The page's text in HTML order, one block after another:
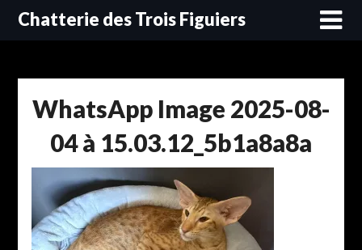
SkipChatterie des Trois Figuiers
WhatsApp Image 2025-08-
04 à 15.03.12_5b1a8a8a